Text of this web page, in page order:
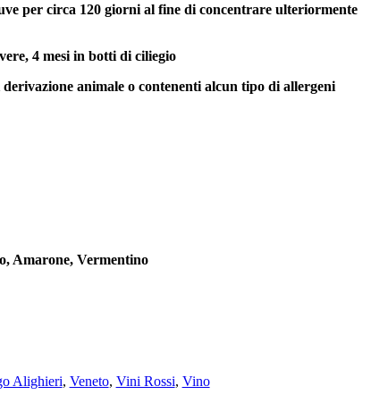
per circa 120 giorni al fine di concentrare ulteriormente
4 mesi in botti di ciliegio
animale o contenenti alcun tipo di allergeni
Amarone, Vermentino
Alighieri, Veneto, Vini Rossi, Vino